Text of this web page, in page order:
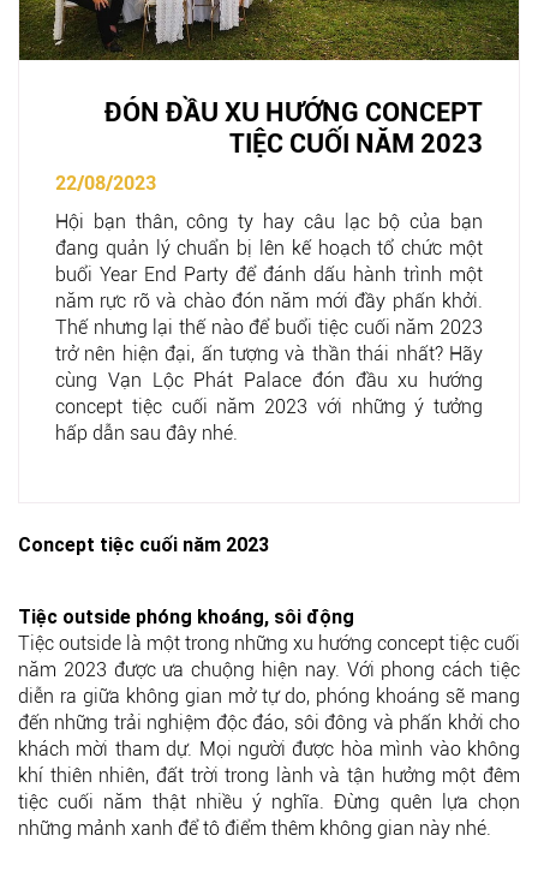
ĐÓN ĐẦU XU HƯỚNG CONCEPT
TIỆC CUỐI NĂM 2023
22/08/2023
Hội bạn thân, công ty hay câu lạc bộ của bạn
đang quản lý chuẩn bị lên kế hoạch tổ chức một
buổi Year End Party để đánh dấu hành trình một
năm rực rỡ và chào đón năm mới đầy phấn khởi.
Thế nhưng lại thế nào để buổi tiệc cuối năm 2023
trở nên hiện đại, ấn tượng và thần thái nhất? Hãy
cùng Vạn Lộc Phát Palace đón đầu xu hướng
concept tiệc cuối năm 2023 với những ý tưởng
hấp dẫn sau đây nhé.
Concept tiệc cuối năm 2023
Tiệc outside phóng khoáng, sôi động
Tiệc outside là một trong những xu hướng concept tiệc cuối
năm 2023 được ưa chuộng hiện nay. Với phong cách tiệc
diễn ra giữa không gian mở tự do, phóng khoáng sẽ mang
đến những trải nghiệm độc đáo, sôi đông và phấn khởi cho
khách mời tham dự. Mọi người được hòa mình vào không
khí thiên nhiên, đất trời trong lành và tận hưởng một đêm
tiệc cuối năm thật nhiều ý nghĩa. Đừng quên lựa chọn
những mảnh xanh để tô điểm thêm không gian này nhé.